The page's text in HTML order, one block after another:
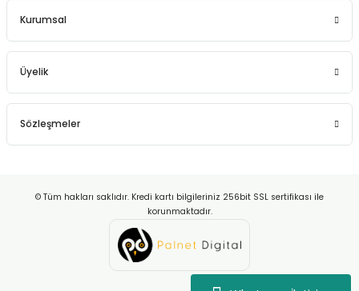
Kurumsal
Üyelik
Sözleşmeler
© Tüm hakları saklıdır. Kredi kartı bilgileriniz 256bit SSL sertifikası ile
korunmaktadır.